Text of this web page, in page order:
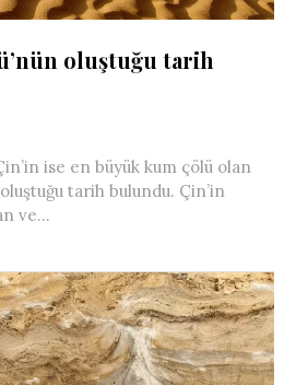
oluştuğu tarih
ise en büyük kum çölü olan
tarih bulundu. Çin’in
ve...